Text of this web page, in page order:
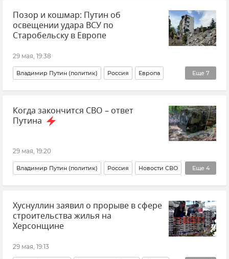
Европейский Союз (ЕС) Новости
Позор и кошмар: Путин об
освещении удара ВСУ по
Старобельску в Европе
29 мая, 19:38
Еще 7
Владимир Путин (политик) Россия Европа
Европейский Союз (ЕС) СМИ
Луганская Народная Республика (ЛНР)
Удар ВСУ по общежитию в ЛНР Новости
Когда закончится СВО – ответ
Путина
29 мая, 19:20
Еще 4
Владимир Путин (политик) Россия Новости СВО
Украина Вооруженные силы России
Армия и флот Безопасность
Хуснуллин заявил о прорыве в сфере
строительства жилья на
Херсонщине
29 мая, 19:13